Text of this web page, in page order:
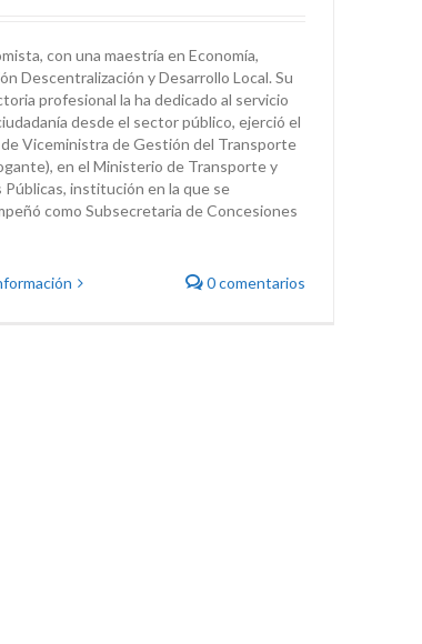
con una maestría en Economía,
Descentralización y Desarrollo Local. Su
profesional la ha dedicado al servicio
desde el sector público, ejerció el
Viceministra de Gestión del Transporte
en el Ministerio de Transporte y
Públicas, institución en la que se
como Subsecretaria de Concesiones
0 comentarios